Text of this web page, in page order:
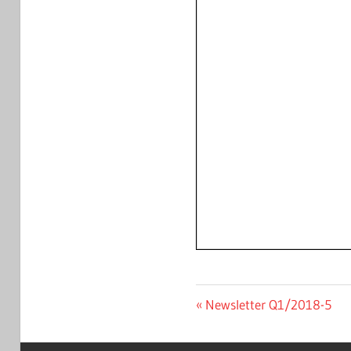
Vorheriger
Newsletter Q1/2018-5